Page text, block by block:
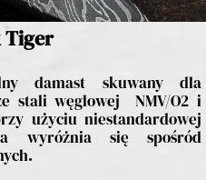
Tiger
damast skuwany dla
stali węglowej NMV/O2 i
użyciu niestandardowej
wyróżnia się spośród